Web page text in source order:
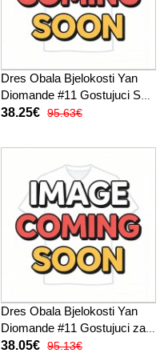
Dres Obala Bjelokosti Yan
Diomande #11 Gostujuci SP
2026 Kratak Rukav
38.25€ 95.63€
Dres Obala Bjelokosti Yan
Diomande #11 Gostujuci za
Žensko SP 2026 Kratak
38.05€ 95.13€